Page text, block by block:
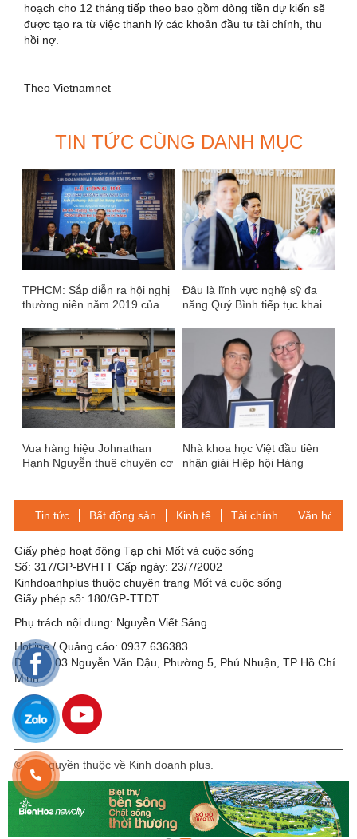
hoạch cho 12 tháng tiếp theo bao gồm dòng tiền dự kiến sẽ
được tạo ra từ việc thanh lý các khoản đầu tư tài chính, thu
hồi nợ.
Theo Vietnamnet
TIN TỨC CÙNG DANH MỤC
TPHCM: Sắp diễn ra hội nghị
thường niên năm 2019 của
Đâu là lĩnh vực nghệ sỹ đa
năng Quý Bình tiếp tục khai
Vua hàng hiệu Johnathan
Hạnh Nguyễn thuê chuyên cơ
Nhà khoa học Việt đầu tiên
nhận giải Hiệp hội Hàng
Tin tức Bất động sản Kinh tế Tài chính Văn hóa-
Giấy phép hoạt động Tạp chí Mốt và cuộc sống
Số: 317/GP-BVHTT Cấp ngày: 23/7/2002
Kinhdoanhplus thuộc chuyên trang Mốt và cuộc sống
Giấy phép số: 180/GP-TTDT
Phụ trách nội dung: Nguyễn Viết Sáng
Hotline / Quảng cáo: 0937 636383
Địa chỉ: 03 Nguyễn Văn Đậu, Phường 5, Phú Nhuận, TP Hồ Chí
Minh
© Bản quyền thuộc về Kinh doanh plus.